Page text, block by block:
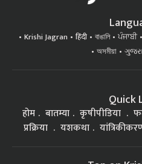
Krishi Jagran हिंदी বাঙালি ਪੰਜਾਬੀ
অসমীয়া
Quick
होम बातम्या कृषीपीडिया
प्रक्रिया
यशकथा